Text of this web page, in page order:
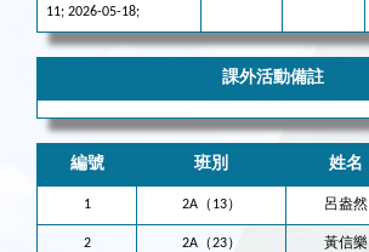
11; 2026-05-18;
課外活動備註
編號 班別 姓名
1 2A（13） 呂盎然
2 2A（23） 黃信樂